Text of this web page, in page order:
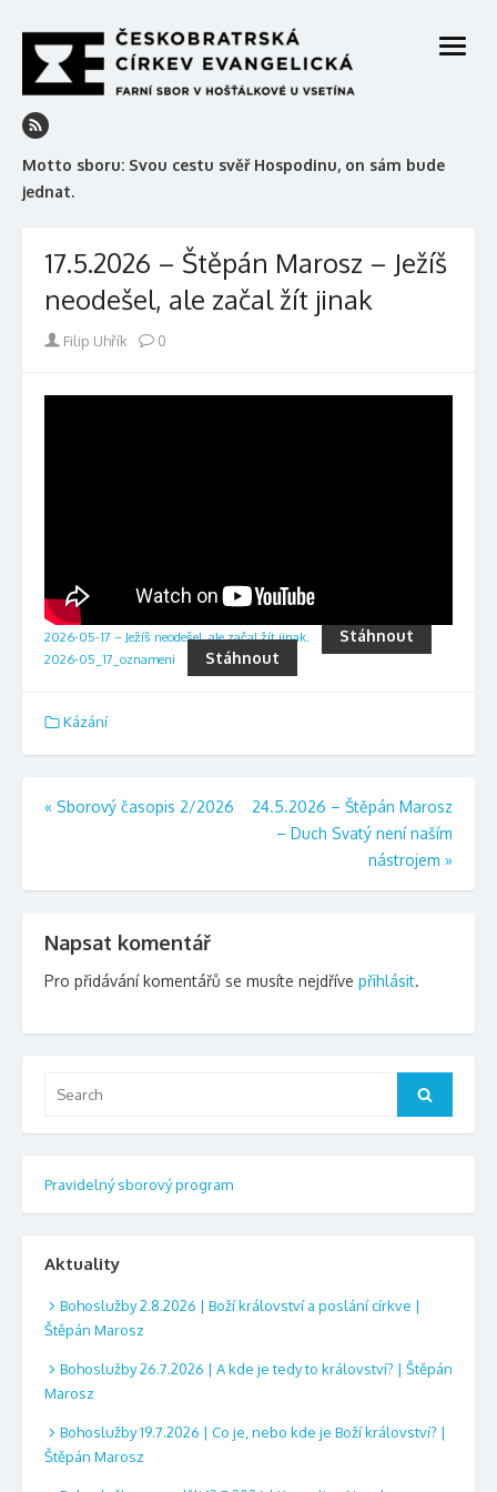
to
content
Motto sboru: Svou cestu svěř Hospodinu, on sám bude
jednat.
open
17.5.2026 – Štěpán Marosz – Ježíš
neodešel, ale začal žít jinak
Author
Filip Uhřík 0
2026-05-17 – Ježíš neodešel, ale začal žít jinak. Stáhnout
2026-05_17_oznameni Stáhnout
Kázání
Navigace
« Sborový časopis 2/2026
24.5.2026 – Štěpán Marosz
– Duch Svatý není naším
nástrojem »
Napsat komentář
Pro přidávání komentářů se musíte nejdříve přihlásit.
Search
Pravidelný sborový program
Aktuality
Bohoslužby 2.8.2026 | Boží království a poslání církve |
Štěpán Marosz
Bohoslužby 26.7.2026 | A kde je tedy to království? | Štěpán
Marosz
Bohoslužby 19.7.2026 | Co je, nebo kde je Boží království? |
Štěpán Marosz